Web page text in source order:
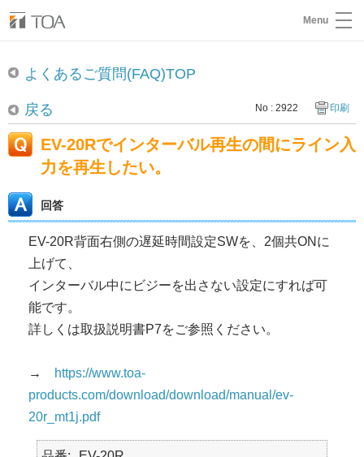
Menu
よくあるご質問(FAQ)TOP
戻る No : 2922 印刷
EV-20Rでインターバル再生の間にライン入
力を再生したい。
回答
EV-20R背面右側の遅延時間設定SWを、2個共ONに
上げて、
インターバル中にビジーを出さない設定にすれば可
能です。
詳しくは取扱説明書P7をご参照ください。
→
https://www.toa-
products.com/download/download/manual/ev-
20r_mt1j.pdf